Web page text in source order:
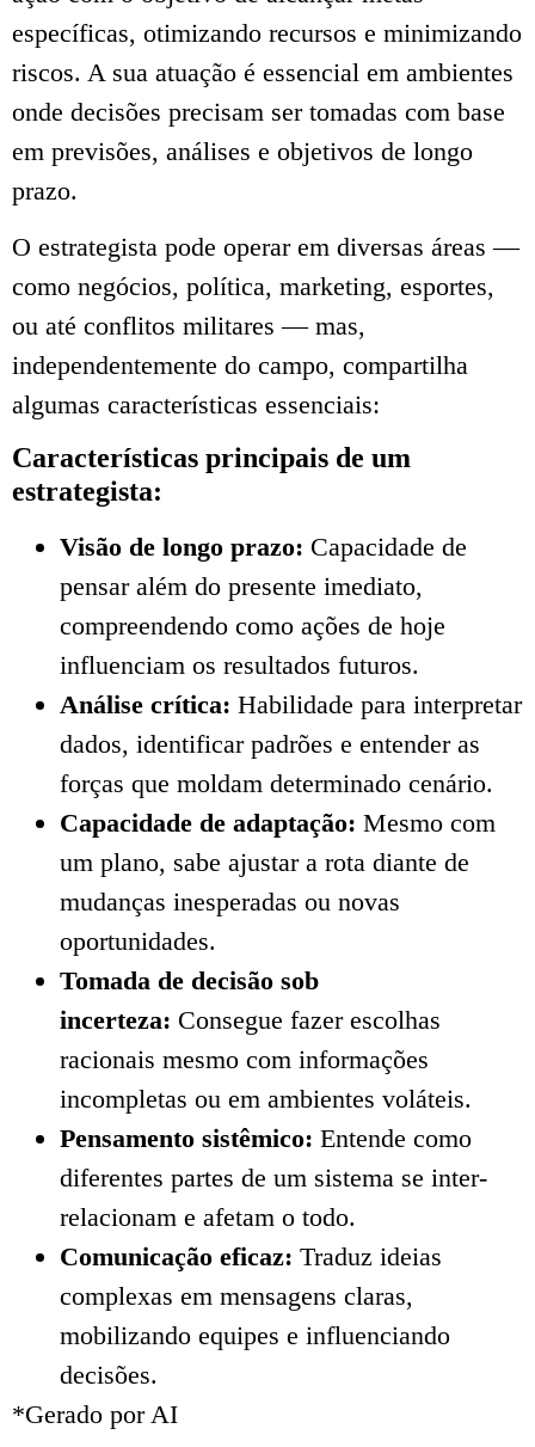
específicas, otimizando recursos e minimizando
riscos. A sua atuação é essencial em ambientes
onde decisões precisam ser tomadas com base
em previsões, análises e objetivos de longo
prazo.
O estrategista pode operar em diversas áreas —
como negócios, política, marketing, esportes,
ou até conflitos militares — mas,
independentemente do campo, compartilha
algumas características essenciais:
Características principais de um
estrategista:
Visão de longo prazo: Capacidade de
pensar além do presente imediato,
compreendendo como ações de hoje
influenciam os resultados futuros.
Análise crítica: Habilidade para interpretar
dados, identificar padrões e entender as
forças que moldam determinado cenário.
Capacidade de adaptação: Mesmo com
um plano, sabe ajustar a rota diante de
mudanças inesperadas ou novas
oportunidades.
Tomada de decisão sob
incerteza: Consegue fazer escolhas
racionais mesmo com informações
incompletas ou em ambientes voláteis.
Pensamento sistêmico: Entende como
diferentes partes de um sistema se inter-
relacionam e afetam o todo.
Comunicação eficaz: Traduz ideias
complexas em mensagens claras,
mobilizando equipes e influenciando
decisões.
*Gerado por AI